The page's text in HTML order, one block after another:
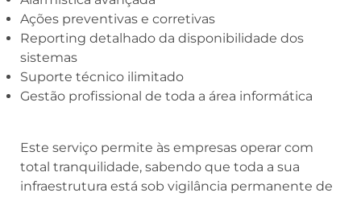
Ações preventivas e corretivas
Reporting detalhado da disponibilidade dos
sistemas
Suporte técnico ilimitado
Gestão profissional de toda a área informática
Este serviço permite às empresas operar com
total tranquilidade, sabendo que toda a sua
infraestrutura está sob vigilância permanente de